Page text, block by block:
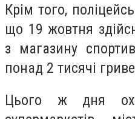
Крім того,
що 19 жовтня
з магазину
понад 2 тисячі
Цього ж дня